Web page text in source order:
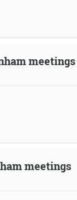
meetings
meetings